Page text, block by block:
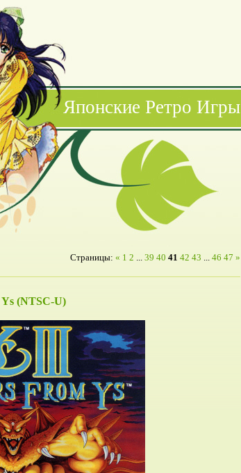
Японские Ретро Игры
Страницы: « 1 2 ... 39 40 41 42 43 ... 46 47 »
(NTSC-U)